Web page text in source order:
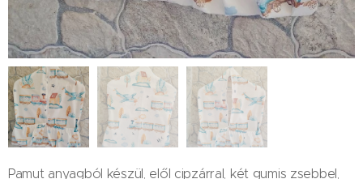
Pamut anyagból készül, elől cipzárral, két gumis zsebbel,